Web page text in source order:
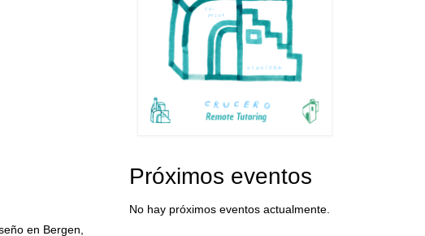
en Bergen,
Próximos eventos
No hay próximos eventos actualmente.